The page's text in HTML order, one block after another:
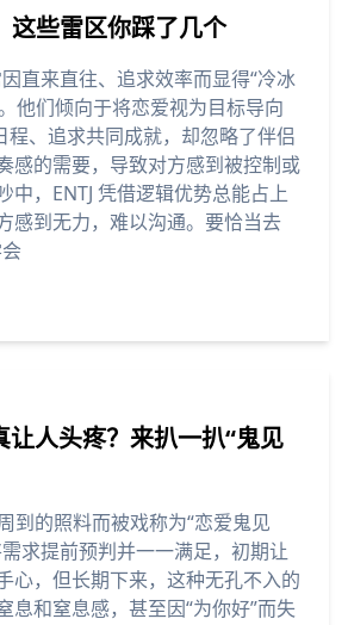
这些雷区你踩了几个
直来直往、追求效率而显得“冷冰
他们倾向于将恋爱视为目标导向
程、追求共同成就，却忽略了伴侣
感的需要，导致对方感到被控制或
中，ENTJ 凭借逻辑优势总能占上
感到无力，难以沟通。要恰当去
让人头疼？来扒一扒“鬼见
到的照料而被戏称为“恋爱鬼见
求提前预判并一一满足，初期让
心，但长期下来，这种无孔不入的
息和窒息感，甚至因“为你好”而失